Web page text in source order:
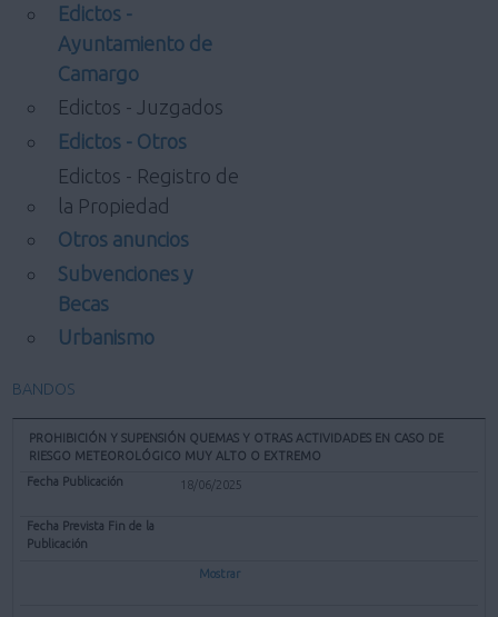
Edictos -
Ayuntamiento de
Camargo
Edictos - Juzgados
Edictos - Otros
Edictos - Registro de
la Propiedad
Otros anuncios
Subvenciones y
Becas
Urbanismo
BANDOS
PROHIBICIÓN Y SUPENSIÓN QUEMAS Y OTRAS ACTIVIDADES EN CASO DE
RIESGO METEOROLÓGICO MUY ALTO O EXTREMO
18/06/2025
Mostrar